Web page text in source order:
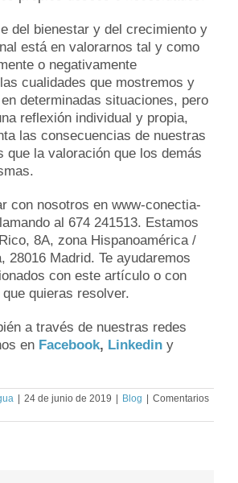
del bienestar y del crecimiento y
está en valorarnos tal y como
o negativamente
cualidades que mostremos y
determinadas situaciones, pero
reflexión individual y propia,
las consecuencias de nuestras
que la valoración que los demás
con nosotros en www-conectia-
al 674 241513. Estamos
8A, zona Hispanoamérica /
28016 Madrid. Te ayudaremos
con este artículo o con
quieras resolver.
a través de nuestras redes
en Facebook, Linkedin y
24 de junio de 2019 Blog
Comentarios